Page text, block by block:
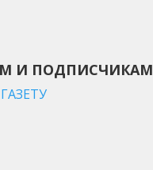
И ПОДПИСЧИКАМ